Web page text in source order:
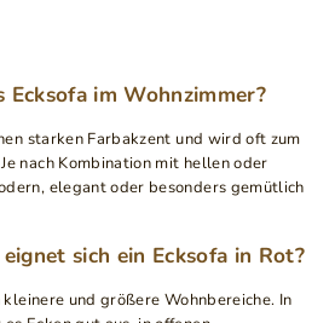
im Wohnzimmer?
starken Farbakzent und wird oft zum
nach Kombination mit hellen oder
elegant oder besonders gemütlich
sich ein Ecksofa in Rot?
und größere Wohnbereiche. In